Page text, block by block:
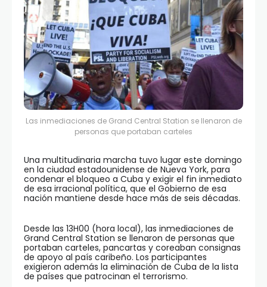
Las inmediaciones de Grand Central Station se llenaron de
personas que portaban carteles
Una multitudinaria marcha tuvo lugar este domingo
en la ciudad estadounidense de Nueva York, para
condenar el bloqueo a Cuba y exigir el fin inmediato
de esa irracional política, que el Gobierno de esa
nación mantiene desde hace más de seis décadas.
Desde las 13H00 (hora local), las inmediaciones de
Grand Central Station se llenaron de personas que
portaban carteles, pancartas y coreaban consignas
de apoyo al país caribeño. Los participantes
exigieron además la eliminación de Cuba de la lista
de países que patrocinan el terrorismo.